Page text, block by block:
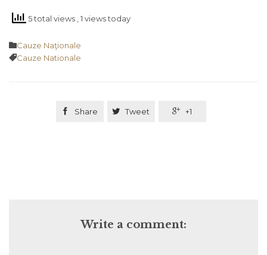
5 total views , 1 views today
Category
Cauze Naţionale
Tags
Cauze Nationale
 Share  Tweet  +1
Write a comment: